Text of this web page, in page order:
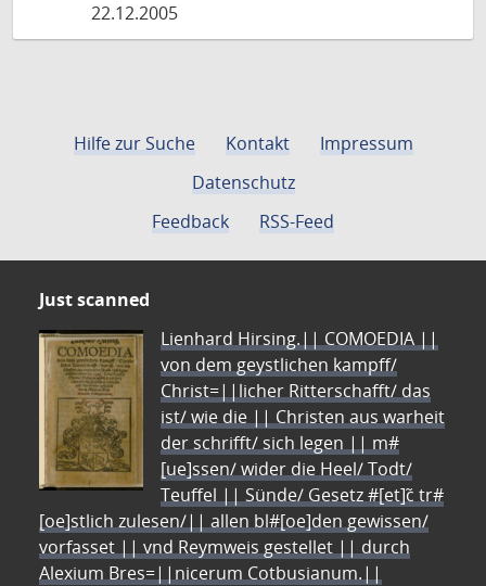
22.12.2005
Hilfe zur Suche Kontakt
Impressum
Datenschutz
Feedback
RSS-Feed
Just scanned
Lienhard Hirsing.|| COMOEDIA ||
von dem geystlichen kampff/
Christ=||licher Ritterschafft/ das
ist/ wie die || Christen aus warheit
der schrifft/ sich legen || m#
[ue]ssen/ wider die Heel/ Todt/
Teuffel || Sünde/ Gesetz #[et]c̃ tr#
[oe]stlich zulesen/|| allen bl#[oe]den gewissen/
vorfasset || vnd Reymweis gestellet || durch
Alexium Bres=||nicerum Cotbusianum.||